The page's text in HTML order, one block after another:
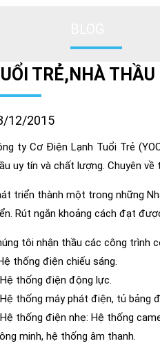
TRẺ,NHÀ
12/2015
ty Cơ Điện Lạnh Tuổi Trẻ
uy tín và chất lượng. Chuyên
triển thành một trong những
Rút ngắn khoảng cách đạt
tôi nhận thầu các công trình
thống điện chiếu sáng.
thống điện động lực.
thống máy phát điện, tủ bảng
thống điện nhẹ: Hệ thống
minh, hệ thống âm thanh.